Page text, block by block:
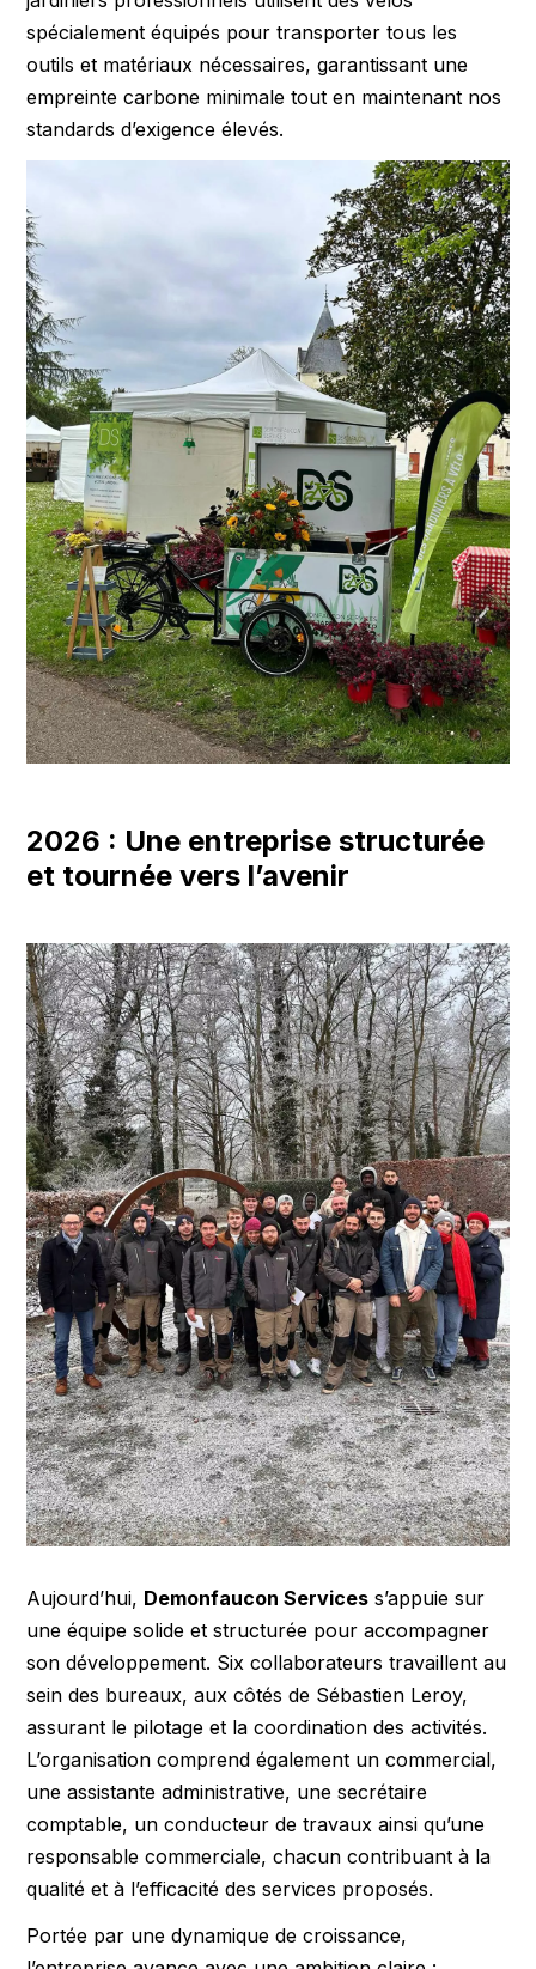
spécialement équipés pour transporter tous les
outils et matériaux nécessaires, garantissant une
empreinte carbone minimale tout en maintenant nos
standards d’exigence élevés.
2026 : Une entreprise structurée
et tournée vers l’avenir
Aujourd’hui, Demonfaucon Services s’appuie sur
une équipe solide et structurée pour accompagner
son développement. Six collaborateurs travaillent au
sein des bureaux, aux côtés de Sébastien Leroy,
assurant le pilotage et la coordination des activités.
L’organisation comprend également un commercial,
une assistante administrative, une secrétaire
comptable, un conducteur de travaux ainsi qu’une
responsable commerciale, chacun contribuant à la
qualité et à l’efficacité des services proposés.
Portée par une dynamique de croissance,